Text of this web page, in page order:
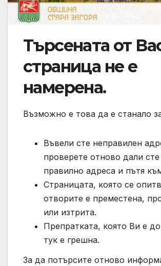
Търсената от
страница не е
намерена.
Възможно е това да е станало
Въвели сте неправилен
проверете отново дали
правилно адреса и пътя
Страницата, която се
отворите е преместена,
или изтрита.
Препратката, която Ви е
тук е грешна.
За да потърсите отново